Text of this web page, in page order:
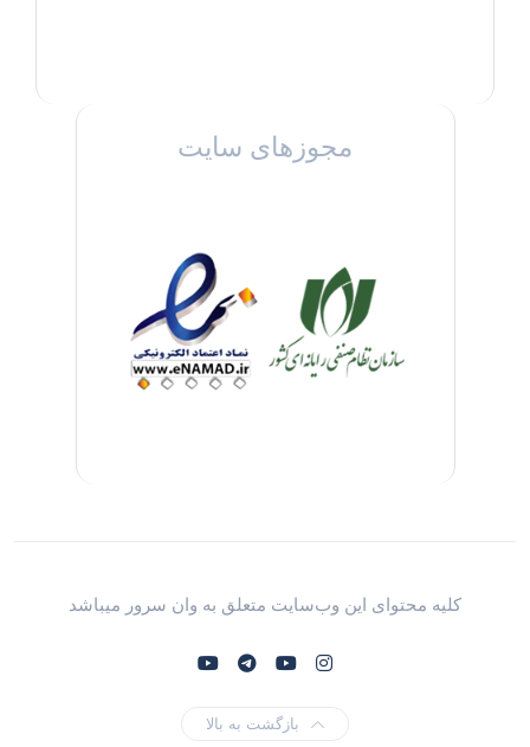
مجوزهای سایت
کلیه محتوای این وب‌سایت متعلق به وان سرور میباشد
بازگشت به بالا